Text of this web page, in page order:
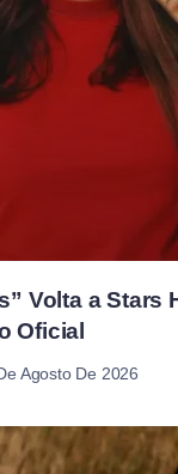
Volta a Stars
Oficial
Agosto De 2026